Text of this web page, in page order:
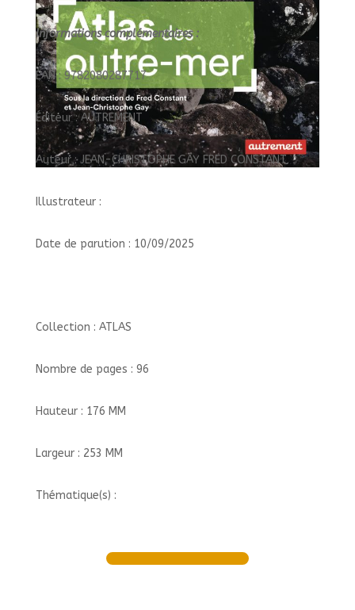
Informations complémentaires :
EAN : 9782080287717
Éditeur : AUTREMENT
Auteur : JEAN-CHRISTOPHE GAY FRED CONSTANT
Illustrateur :
Date de parution : 10/09/2025
Collection : ATLAS
Nombre de pages : 96
Hauteur : 176 MM
Largeur : 253 MM
Thématique(s) :